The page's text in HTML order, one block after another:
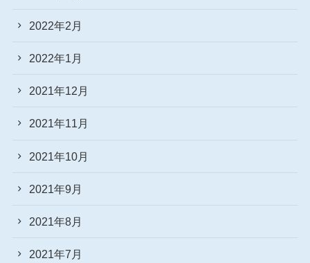
2022年2月
2022年1月
2021年12月
2021年11月
2021年10月
2021年9月
2021年8月
2021年7月